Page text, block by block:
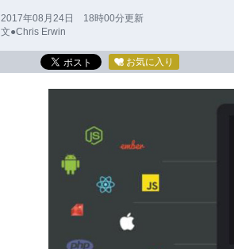
2017年08月24日 18時00分更新
文●Chris Erwin
お気に入り